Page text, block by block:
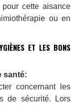
cette aisance
ou en
ET LES BONS
santé:
concernant les
de sécurité. Lors